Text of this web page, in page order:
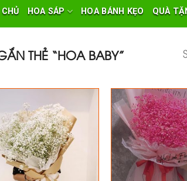
HOA SÁP HOA BÁNH KẸO QUÀ
THẺ “HOA BABY”